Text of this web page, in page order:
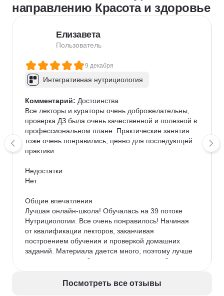
направлению Красота и здоровье
Елизавета
Пользователь
9 декабря
Интегративная нутрициология
Комментарий: Достоинства
Все лекторы и кураторы очень доброжелательны,
проверка ДЗ была очень качественной и полезной в
профессиональном плане. Практические занятия
тоже очень понравились, ценно для последующей
практики.
Недостатки
Нет
Общие впечатления
Лучшая онлайн-школа! Обучалась на 39 потоке
Нутрициологии. Все очень понравилось! Начиная
от квалификации лекторов, заканчивая
построением обучения и проверкой домашних
заданий. Материала дается много, поэтому лучше
не пропускать, чтобы не нагонять потом «бегом».
прибегать к доп. литературе, но скорее в качестве
Посмотреть все отзывы